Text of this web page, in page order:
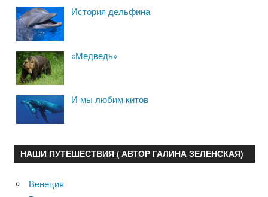
История дельфина
«Медведь»
И мы любим китов
НАШИ ПУТЕШЕСТВИЯ ( АВТОР ГАЛИНА ЗЕЛЕНСКАЯ)
Венеция